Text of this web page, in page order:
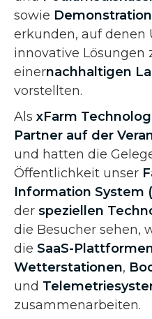
sowie
erkunden, auf denen
innovative Lösungen
einernachhaltigen
vorstellten.
Als xFarm
Partner auf der
und hatten die
Öffentlichkeit unser
Information System
der speziellen
die Besucher sehen,
die SaaS-
Wetterstationen,
und
zusammenarbeiten.